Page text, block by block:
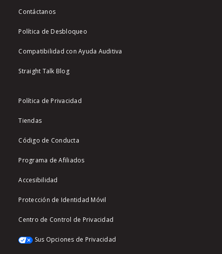
Contáctanos
Política de Desbloqueo
Compatibilidad con Ayuda Auditiva
Straight Talk Blog
Política de Privacidad
Tiendas
Código de Conducta
Programa de Afiliados
Accesibilidad
Protección de Identidad Móvil
Centro de Control de Privacidad
Sus Opciones de Privacidad